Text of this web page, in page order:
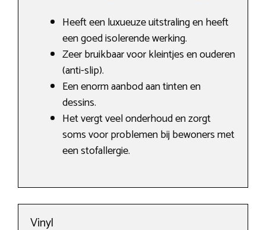
Heeft een luxueuze uitstraling en heeft
een goed isolerende werking.
Zeer bruikbaar voor kleintjes en ouderen
(anti-slip).
Een enorm aanbod aan tinten en
dessins.
Het vergt veel onderhoud en zorgt
soms voor problemen bij bewoners met
een stofallergie.
Vinyl